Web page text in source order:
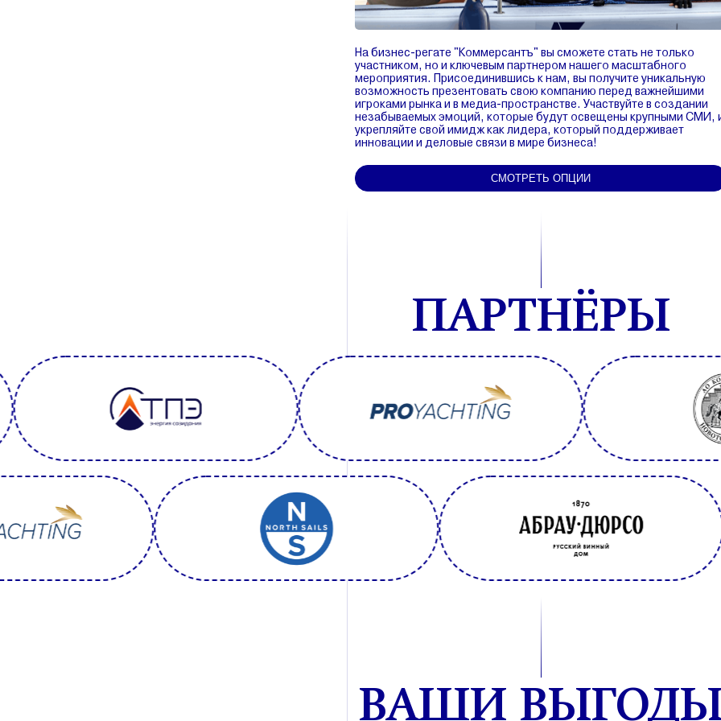
На бизнес-регате "Коммерсантъ" вы сможете стать не только
участником, но и ключевым партнером нашего масштабного
мероприятия. Присоединившись к нам, вы получите уникальную
возможность презентовать свою компанию перед важнейшими
игроками рынка и в медиа-пространстве. Участвуйте в создании
незабываемых эмоций, которые будут освещены крупными СМИ,
укрепляйте свой имидж как лидера, который поддерживает
инновации и деловые связи в мире бизнеса!
СМОТРЕТЬ ОПЦИИ
ПАРТНЁРЫ
ВАШИ